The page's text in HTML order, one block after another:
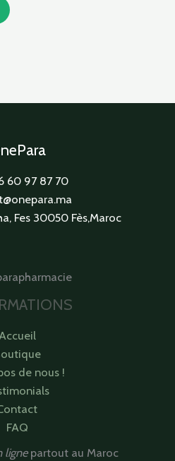
60 97 87 70
Fes 30050 Fès,Maroc
Accueil
de nous !
FAQ
lignepartout au Maroc